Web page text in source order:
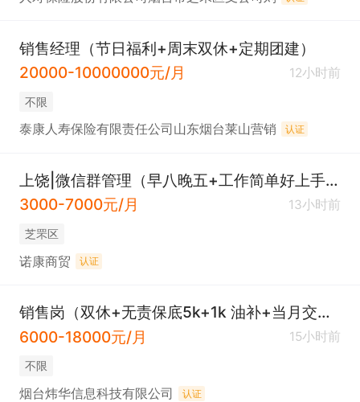
销售经理（节日福利+周末双休+定期团建）
20000-10000000元/月
12小时前
不限
泰康人寿保险有限责任公司山东烟台莱山营销 认证
上饶|微信群管理（早八晚五+工作简单好上手+交保险）
3000-7000元/月
13小时前
芝罘区
诺康商贸 认证
销售岗（双休+无责保底5k+1k 油补+当月交保险）
6000-18000元/月
15小时前
不限
烟台炜华信息科技有限公司 认证